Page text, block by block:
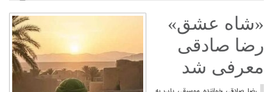
«شاه عشق»
رضا صادقی
معرفی شد